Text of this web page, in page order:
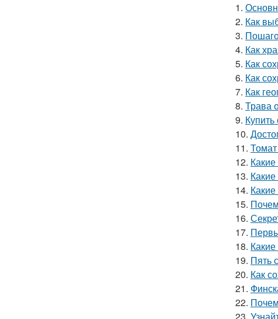
1.
2. Как
3.
4. Как
5. Как
6. Как
7. Как
8. Трава
9.
10.
11.
12.
13.
14.
15.
16.
17.
18.
19. Пять
20. Как
21.
22.